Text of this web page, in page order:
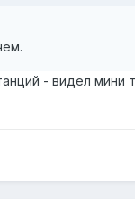
- видел мини